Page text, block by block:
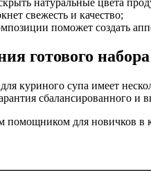
свежесть и качество;
поможет создать
готового
для куриного супа имеет
сбалансированного
помощником для новичков в